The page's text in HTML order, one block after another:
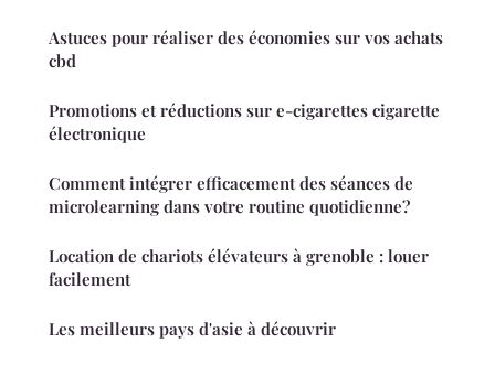
Astuces pour réaliser des économies sur vos achats
cbd
Promotions et réductions sur e-cigarettes cigarette
électronique
Comment intégrer efficacement des séances de
microlearning dans votre routine quotidienne?
Location de chariots élévateurs à grenoble : louer
facilement
Les meilleurs pays d'asie à découvrir